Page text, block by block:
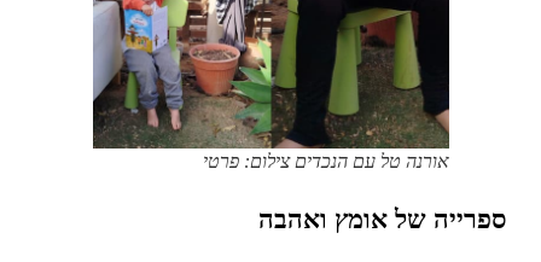
אורנה טל עם הנכדים צילום: פרטי
ספרייה של אומץ ואהבה